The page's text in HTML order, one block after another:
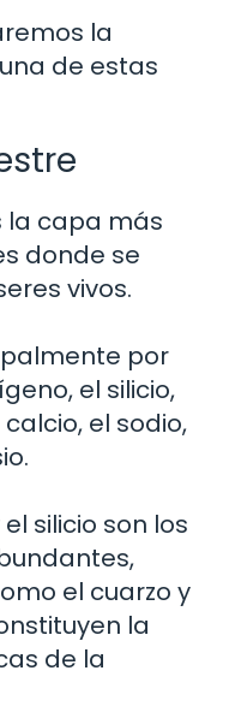
la
de estas
la capa más
donde se
vivos.
por
el silicio,
el sodio,
silicio son los
el cuarzo y
la
de la